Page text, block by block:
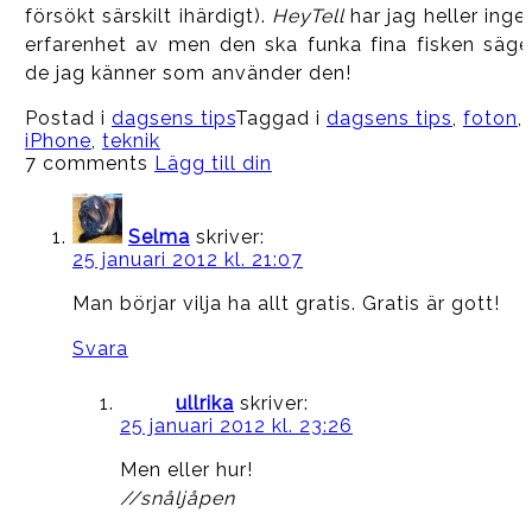
försökt särskilt ihärdigt). HeyTellhar jag heller
erfarenhet av men den ska funka fina fisken
de jag känner som använder den!
Postad i dagsens tipsTaggad i dagsens tips, foton,
iPhone, teknik
7 comments Lägg till din
Selma skriver:
25 januari 2012 kl. 21:07
Man börjar vilja ha allt gratis. Gratis är gott!
Svara
ullrika skriver:
25 januari 2012 kl. 23:26
Men eller hur!
//snåljåpen